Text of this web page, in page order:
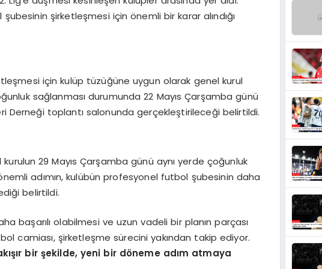
şirketleşmesi için önemli bir karar alındığı
için kulüp tüzüğüne uygun olarak genel kurul
sağlanması durumunda 22 Mayıs Çarşamba günü
Derneği toplantı salonunda gerçekleştirileceği belirtildi.
29 Mayıs Çarşamba günü aynı yerde çoğunluk
adımın, kulübün profesyonel futbol şubesinin daha
belirtildi.
başarılı olabilmesi ve uzun vadeli bir planın parçası
camiası, şirketleşme sürecini yakından takip ediyor.
bir şekilde, yeni bir döneme adım atmaya